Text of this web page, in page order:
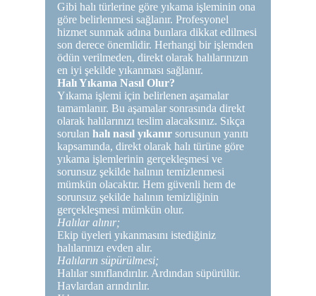
Gibi halı türlerine göre yıkama işleminin ona
göre belirlenmesi sağlanır. Profesyonel
hizmet sunmak adına bunlara dikkat edilmesi
son derece önemlidir. Herhangi bir işlemden
ödün verilmeden, direkt olarak halılarınızın
en iyi şekilde yıkanması sağlanır.
Halı Yıkama Nasıl Olur?
Yıkama işlemi için belirlenen aşamalar
tamamlanır. Bu aşamalar sonrasında direkt
olarak halılarınızı teslim alacaksınız. Sıkça
sorulan halı nasıl yıkanır sorusunun yanıtı
kapsamında, direkt olarak halı türüne göre
yıkama işlemlerinin gerçekleşmesi ve
sorunsuz şekilde halının temizlenmesi
mümkün olacaktır. Hem güvenli hem de
sorunsuz şekilde halının temizliğinin
gerçekleşmesi mümkün olur.
Halılar alınır;
Ekip üyeleri yıkanmasını istediğiniz
halılarınızı evden alır.
Halıların süpürülmesi;
Halılar sınıflandırılır. Ardından süpürülür.
Havlardan arındırılır.